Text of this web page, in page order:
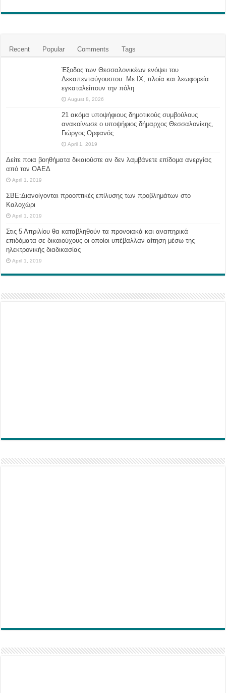
Recent Popular Comments Tags
Έξοδος των Θεσσαλονικέων ενόψει του
Δεκαπενταύγουστου: Με ΙΧ, πλοία και λεωφορεία
εγκαταλείπουν την πόλη
August 8, 2026
21 ακόμα υποψήφιους δημοτικούς συμβούλους
ανακοίνωσε ο υποψήφιος δήμαρχος Θεσσαλονίκης,
Γιώργος Ορφανός
April 1, 2019
Δείτε ποια βοηθήματα δικαιούστε αν δεν λαμβάνετε επίδομα ανεργίας
από τον ΟΑΕΔ
April 1, 2019
ΣΒΕ:Διανοίγονται προοπτικές επίλυσης των προβλημάτων στο
Καλοχώρι
April 1, 2019
Στις 5 Απριλίου θα καταβληθούν τα προνοιακά και αναπηρικά
επιδόματα σε δικαιούχους οι οποίοι υπέβαλλαν αίτηση μέσω της
ηλεκτρονικής διαδικασίας
April 1, 2019